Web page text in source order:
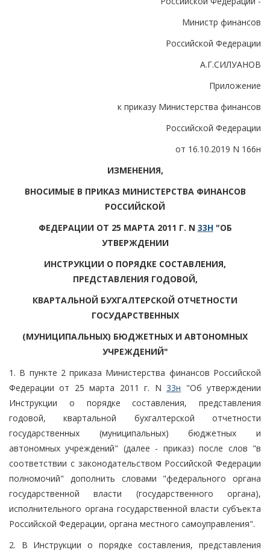
Министр финансов
Российской Федерации
А.Г.СИЛУАНОВ
Приложение
к приказу Министерства финансов
Российской Федерации
от 16.10.2019 N 166н
ИЗМЕНЕНИЯ,
ВНОСИМЫЕ В ПРИКАЗ МИНИСТЕРСТВА ФИНАНСОВ
РОССИЙСКОЙ
ФЕДЕРАЦИИ ОТ 25 МАРТА 2011 Г. N 33Н"ОБ
УТВЕРЖДЕНИИ
ИНСТРУКЦИИ О ПОРЯДКЕ СОСТАВЛЕНИЯ,
ПРЕДСТАВЛЕНИЯ ГОДОВОЙ,
КВАРТАЛЬНОЙ БУХГАЛТЕРСКОЙ ОТЧЕТНОСТИ
ГОСУДАРСТВЕННЫХ
(МУНИЦИПАЛЬНЫХ) БЮДЖЕТНЫХ И АВТОНОМНЫХ
УЧРЕЖДЕНИЙ"
1. В пункте 2 приказа Министерства финансов Российской
Федерации от 25 марта 2011 г. N33н "Об утверждении
Инструкции о порядке составления, представления
годовой, квартальной бухгалтерской отчетности
государственных (муниципальных) бюджетных и
автономных учреждений" (далее - приказ) после слов "в
соответствии с законодательством Российской Федерации
полномочий" дополнить словами "федерального органа
государственной власти (государственного органа),
исполнительного органа государственной власти субъекта
Российской Федерации, органа местного самоуправления".
2. В Инструкции о порядке составления, представления